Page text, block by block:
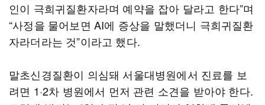
인이 극희귀질환자라며 예약을 잡아 달라고 한다”며
“사정을 물어보면 AI에 증상을 말했더니 극희귀질환
자라더라는 것”이라고 했다.
말초신경질환이 의심돼 서울대병원에서 진료를 보
려면 1·2차 병원에서 먼저 관련 소견을 받아야 한다.